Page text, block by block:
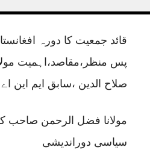
قائد جمعیت کا دورہ
پس منظر،مقاصد،اہمیت
صلاح الدین ،سابق ایم این اے
مولانا فضل الرحمن صاحب
سیاسی دوراندیشی